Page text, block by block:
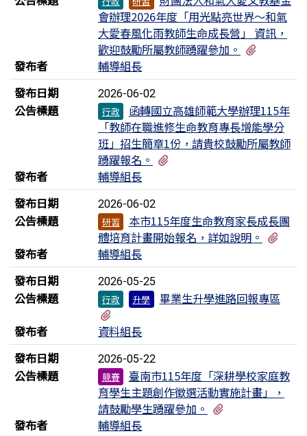
會辦理2026年度「用光點亮世界～和氣
大愛春風化雨教師生命成長營」 資訊，
歡迎鼓勵所屬教師踴躍參加。
發布者
輔導組長
發布日期
2026-06-02
公告標題 行政
函轉國立高雄師範大學辦理115年
「教師在職進修生命教育專長增能學分
班」招生簡章1份，請貴校鼓勵所屬教師
踴躍報名。
發布者
輔導組長
發布日期
2026-06-02
公告標題 研習
本市115年度生命教育家長成長團
體培育計畫開始報名，詳如說明。
發布者
輔導組長
發布日期
2026-05-25
公告標題 行政 升學
畢業生升學進路回報專區
發布者
資料組長
發布日期
2026-05-22
公告標題 競賽
臺南市115年度「深耕學校家庭教
育學生主題創作徵選活動實施計畫」，
請鼓勵學生踴躍參加。
發布者
輔導組長